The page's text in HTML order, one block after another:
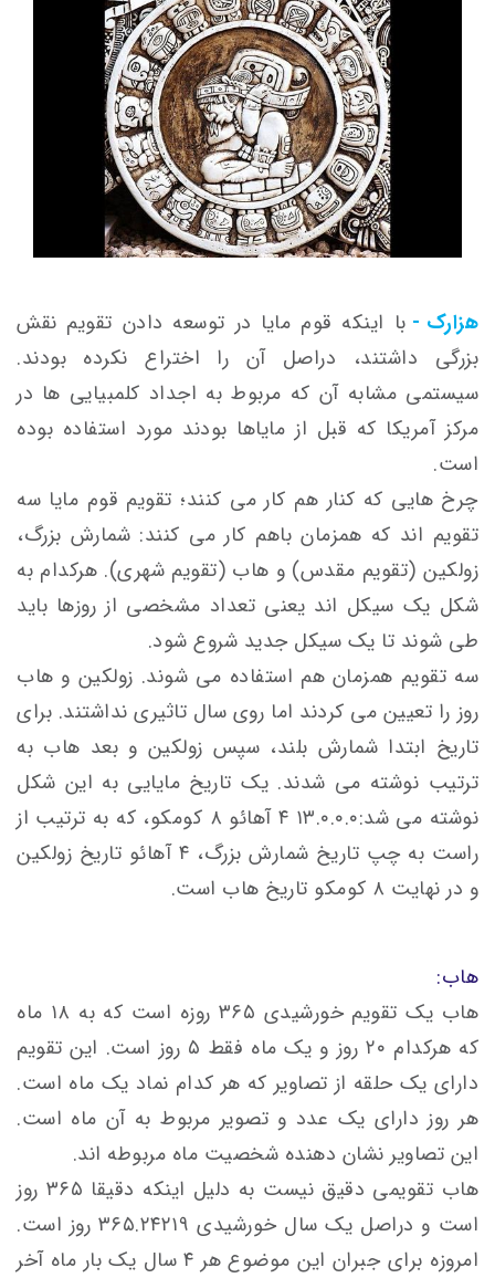
هزارک - با اینکه قوم مایا در توسعه دادن تقویم نقش
بزرگی داشتند، دراصل آن را اختراع نکرده بودند.
سیستمی مشابه آن که مربوط به اجداد کلمبیایی ها در
مرکز آمریکا که قبل از مایاها بودند مورد استفاده بوده
است.
چرخ هایی که کنار هم کار می کنند؛ تقویم قوم مایا سه
تقویم اند که همزمان باهم کار می کنند: شمارش بزرگ،
زولکین (تقویم مقدس) و هاب (تقویم شهری). هرکدام به
شکل یک سیکل اند یعنی تعداد مشخصی از روزها باید
طی شوند تا یک سیکل جدید شروع شود.
سه تقویم همزمان هم استفاده می شوند. زولکین و هاب
روز را تعیین می کردند اما روی سال تاثیری نداشتند. برای
تاریخ ابتدا شمارش بلند، سپس زولکین و بعد هاب به
ترتیب نوشته می شدند. یک تاریخ مایایی به این شکل
نوشته می شد:۱۳.۰.۰.۰ ۴ آهائو ۸ کومکو، که به ترتیب از
راست به چپ تاریخ شمارش بزرگ، ۴ آهائو تاریخ زولکین
و در نهایت ۸ کومکو تاریخ هاب است.
هاب:
هاب یک تقویم خورشیدی ۳۶۵ روزه است که به ۱۸ ماه
که هرکدام ۲۰ روز و یک ماه فقط ۵ روز است. این تقویم
دارای یک حلقه از تصاویر که هر کدام نماد یک ماه است.
هر روز دارای یک عدد و تصویر مربوط به آن ماه است.
این تصاویر نشان دهنده شخصیت ماه مربوطه اند.
هاب تقویمی دقیق نیست به دلیل اینکه دقیقا ۳۶۵ روز
است و دراصل یک سال خورشیدی ۳۶۵.۲۴۲۱۹ روز است.
امروزه برای جبران این موضوع هر ۴ سال یک بار ماه آخر